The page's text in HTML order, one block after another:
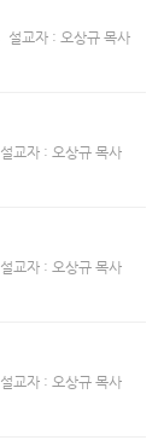
설교자 : 오상규 목사
설교자 : 오상규 목사
설교자 : 오상규 목사
설교자 : 오상규 목사